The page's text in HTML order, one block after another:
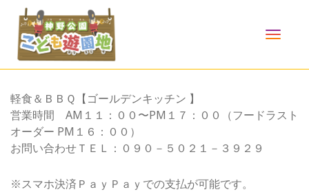
軽食＆ＢＢＱ【ゴールデンキッチン 】
営業時間 AM１１：００〜PM１７：００（フードラスト
オーダー PM１６：００）
お問い合わせＴＥＬ：０９０－５０２１－３９２９
※スマホ決済ＰａｙＰａｙでの支払が可能です。